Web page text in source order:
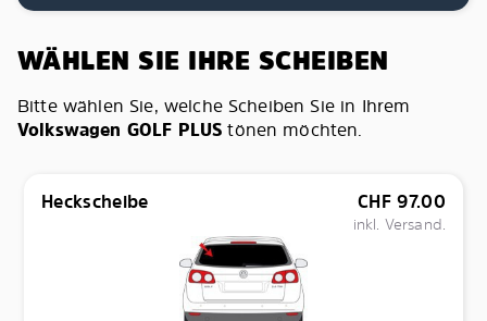
WÄHLEN SIE IHRE SCHEIBEN
Bitte wählen Sie, welche Scheiben Sie in Ihrem
Volkswagen GOLF PLUS tönen möchten.
Heckscheibe CHF 97.00
inkl. Versand.